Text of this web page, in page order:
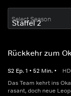
Select Season
Rückkehr zum
S2 Ep.1 • 52 Min. • HD
Das Team kehrt ins
rasant, doch neue